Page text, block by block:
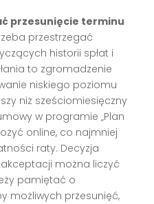
przesunięcie terminu
przestrzegać
historii spłat i
to zgromadzenie
niskiego poziomu
niż sześciomiesięczny
w programie „Plan
online, co najmniej
raty. Decyzja
można liczyć
pamiętać o
możliwych przesunięć,